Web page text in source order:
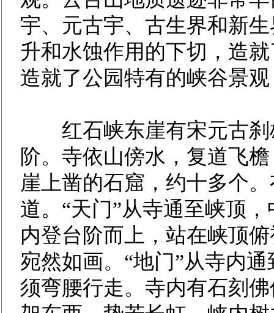
宇、元古宇、古生界和新
升和水蚀作用的下切，造
造就了公园特有的峡谷景
红石峡东崖有宋元古刹
阶。寺依山傍水，复道飞
崖上凿的石窟，约十多个
道。“天门”从寺通至峡顶
内登台阶而上，站在峡顶
宛然如画。“地门”从寺内
须弯腰行走。寺内有石刻